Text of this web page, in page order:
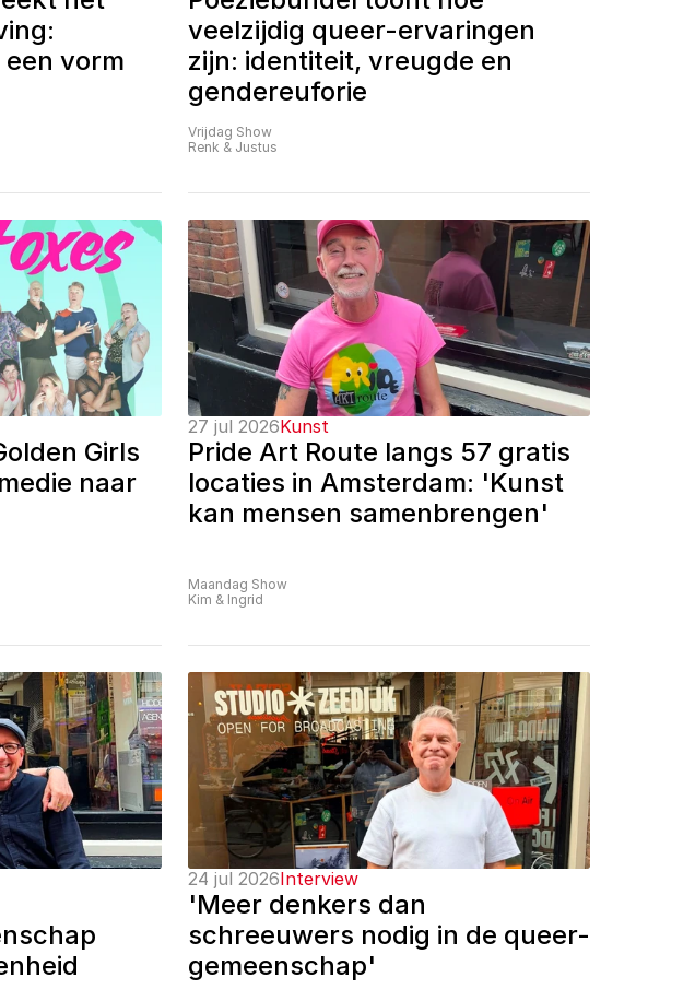
vorm
veelzijdig queer-ervaringen
zijn: identiteit, vreugde en
gendereuforie
Vrijdag Show
Renk & Justus
Girls
naar
27 jul 2026Kunst
Pride Art Route langs 57 gratis
locaties in Amsterdam: 'Kunst
kan mensen samenbrengen'
Maandag Show
Kim & Ingrid
24 jul 2026Interview
'Meer denkers dan
schreeuwers nodig in de queer-
gemeenschap'